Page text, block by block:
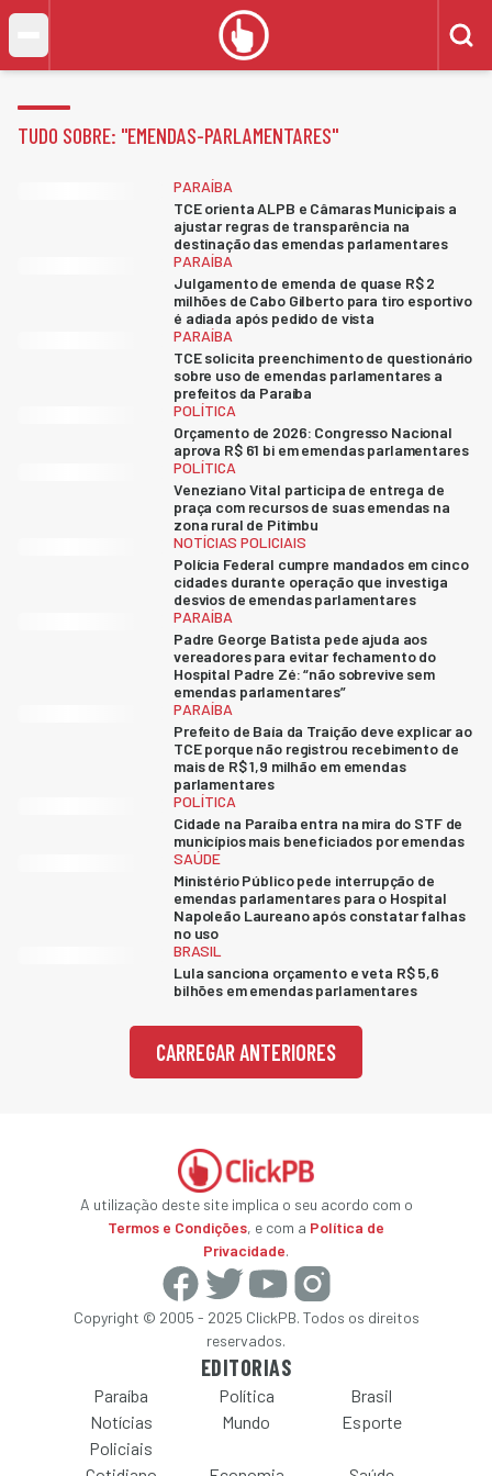
TUDO SOBRE: "EMENDAS-PARLAMENTARES"
PARAÍBA
TCE orienta ALPB e Câmaras Municipais a
ajustar regras de transparência na
destinação das emendas parlamentares
PARAÍBA
Julgamento de emenda de quase R$ 2
milhões de Cabo Gilberto para tiro esportivo
é adiada após pedido de vista
PARAÍBA
TCE solicita preenchimento de questionário
sobre uso de emendas parlamentares a
prefeitos da Paraíba
POLÍTICA
Orçamento de 2026: Congresso Nacional
aprova R$ 61 bi em emendas parlamentares
POLÍTICA
Veneziano Vital participa de entrega de
praça com recursos de suas emendas na
zona rural de Pitimbu
NOTÍCIAS POLICIAIS
Polícia Federal cumpre mandados em cinco
cidades durante operação que investiga
desvios de emendas parlamentares
PARAÍBA
Padre George Batista pede ajuda aos
vereadores para evitar fechamento do
Hospital Padre Zé: “não sobrevive sem
emendas parlamentares”
PARAÍBA
Prefeito de Baía da Traição deve explicar ao
TCE porque não registrou recebimento de
mais de R$ 1,9 milhão em emendas
parlamentares
POLÍTICA
Cidade na Paraíba entra na mira do STF de
municípios mais beneficiados por emendas
SAÚDE
Ministério Público pede interrupção de
emendas parlamentares para o Hospital
Napoleão Laureano após constatar falhas
no uso
BRASIL
Lula sanciona orçamento e veta R$ 5,6
bilhões em emendas parlamentares
CARREGAR ANTERIORES
A utilização deste site implica o seu acordo com o
Termos e Condições, e com a Política de
Privacidade.
Copyright © 2005 - 2025 ClickPB. Todos os direitos
reservados.
EDITORIAS
Paraíba Política
Brasil
Notícias
Policiais
Mundo Esporte